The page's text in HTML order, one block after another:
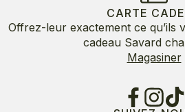
CARTE
Offrez-leur exactement ce qu’ils
cadeau Savard
Magasiner